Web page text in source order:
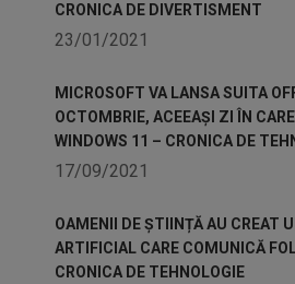
CRONICA DE DIVERTISMENT
23/01/2021
MICROSOFT VA LANSA SUITA
OCTOMBRIE, ACEEAȘI ZI ÎN
WINDOWS 11 – CRONICA DE
17/09/2021
OAMENII DE ȘTIINȚĂ AU CREAT
ARTIFICIAL CARE COMUNICĂ
CRONICA DE TEHNOLOGIE